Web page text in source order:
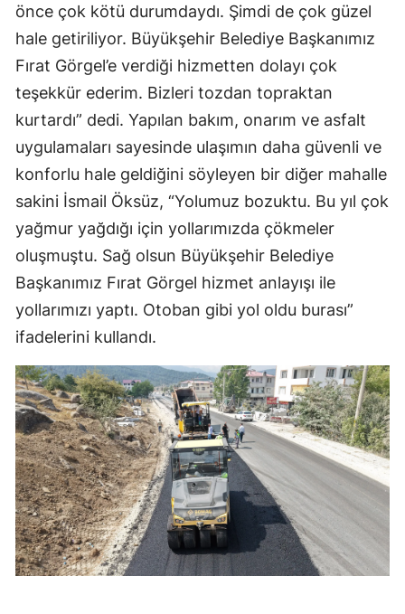
önce çok kötü durumdaydı. Şimdi de çok güzel
hale getiriliyor. Büyükşehir Belediye Başkanımız
Fırat Görgel’e verdiği hizmetten dolayı çok
teşekkür ederim. Bizleri tozdan topraktan
kurtardı” dedi. Yapılan bakım, onarım ve asfalt
uygulamaları sayesinde ulaşımın daha güvenli ve
konforlu hale geldiğini söyleyen bir diğer mahalle
sakini İsmail Öksüz, “Yolumuz bozuktu. Bu yıl çok
yağmur yağdığı için yollarımızda çökmeler
oluşmuştu. Sağ olsun Büyükşehir Belediye
Başkanımız Fırat Görgel hizmet anlayışı ile
yollarımızı yaptı. Otoban gibi yol oldu burası”
ifadelerini kullandı.